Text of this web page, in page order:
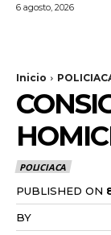
6 agosto, 2026